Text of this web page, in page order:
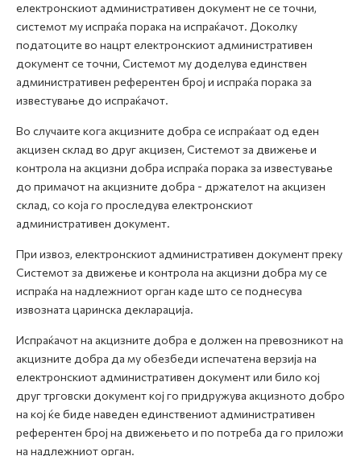
електронскиот административен документ не се точни,
системот му испраќа порака на испраќачот. Доколку
податоците во нацрт електронскиот административен
документ се точни, Системот му доделува единствен
административен референтен број и испраќа порака за
известување до испраќачот.
Во случаите кога акцизните добра се испраќаат од еден
акцизен склад во друг акцизен, Системот за движење и
контрола на акцизни добра испраќа порака за известување
до примачот на акцизните добра - држателот на акцизен
склад, со која го проследува електронскиот
административен документ.
При извоз, електронскиот административен документ преку
Системот за движење и контрола на акцизни добра му се
испраќа на надлежниот орган каде што се поднесува
извозната царинска декларација.
Испраќачот на акцизните добра е должен на превозникот на
акцизните добра да му обезбеди испечатена верзија на
електронскиот административен документ или било кој
друг трговски документ кој го придружува акцизното добро
на кој ќе биде наведен единствениот административен
референтен број на движењето и по потреба да го приложи
на надлежниот орган.